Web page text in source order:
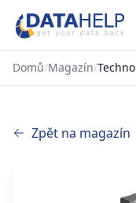
Domů/Magazín/
Zpět na magazín